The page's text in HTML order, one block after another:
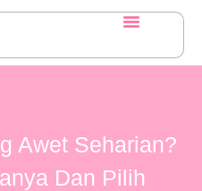
Awet Seharian?
Dan Pilih